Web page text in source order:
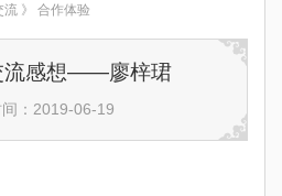
流 》 合作体验
流感想——廖梓珺
：2019-06-19